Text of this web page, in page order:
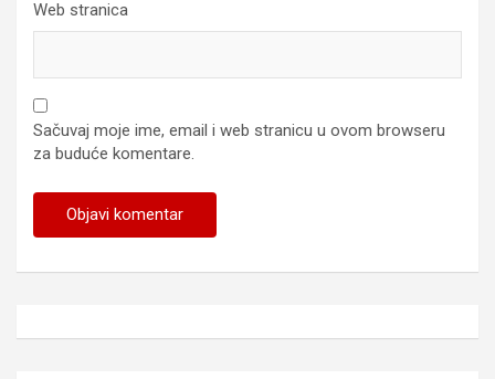
Web stranica
Sačuvaj moje ime, email i web stranicu u ovom browseru
za buduće komentare.